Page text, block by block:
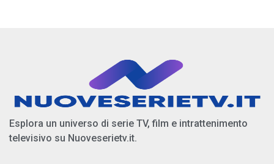
Esplora un universo di serie TV, film e intrattenimento
televisivo su Nuoveserietv.it.